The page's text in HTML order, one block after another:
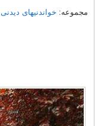
مجموعه: خواندنیهای دیدنی